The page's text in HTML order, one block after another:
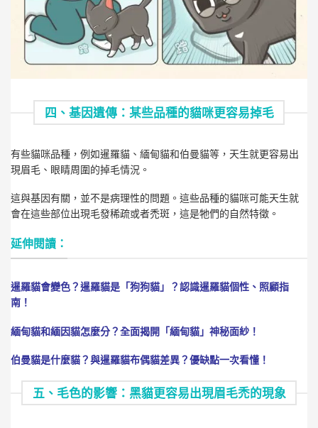
四、基因遺傳：某些品種的貓咪更容易掉毛
有些貓咪品種，例如暹羅貓、緬甸貓和伯曼貓等，天生就更容易出
現眉毛、眼睛周圍的掉毛情況。
這與基因有關，並不是病理性的問題。這些品種的貓咪可能天生就
會在這些部位出現毛發稀疏或者禿斑，這是牠們的自然特徵。
延伸閱讀：
暹羅貓會變色？暹羅貓是「狗狗貓」？認識暹羅貓個性、照顧指
南！
緬甸貓和緬因貓怎麼分？全面揭開「緬甸貓」神秘面紗！
伯曼貓是什麼貓？與暹羅貓布偶貓差異？優缺點一次看懂！
五、毛色的影響：黑貓更容易出現眉毛禿的現象